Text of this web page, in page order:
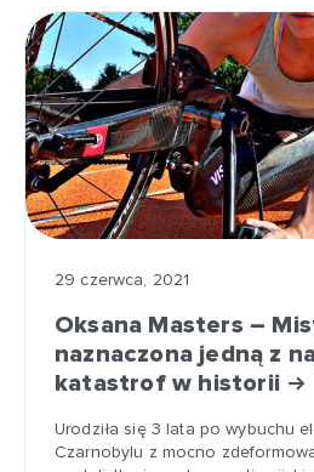
29 czerwca, 2021
Oksana Masters –
naznaczona jedną z
katastrof w historii
Urodziła się 3 lata po wybuchu
Czarnobylu z mocno